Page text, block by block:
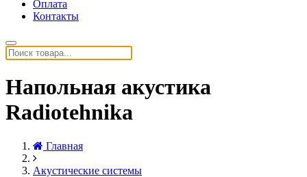
Оплата
Контакты
Напольная акустика
Radiotehnika
Главная
Акустические системы